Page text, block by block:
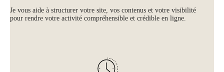
Je vous aide à structurer votre site, vos contenus et votre visibilité
pour rendre votre activité compréhensible et crédible en ligne.